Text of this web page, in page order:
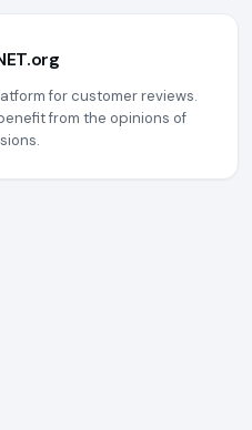
for customer reviews.
from the opinions of